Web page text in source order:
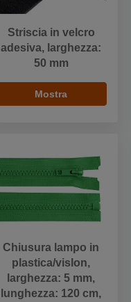
Striscia in velcro
adesiva, larghezza:
50 mm
Mostra
Chiusura lampo in
plastica/vislon,
larghezza: 5 mm,
lunghezza: 120 cm,